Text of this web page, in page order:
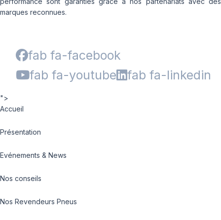
marques reconnues.
fab fa-facebook
fab fa-youtube
fab fa-linkedin
">
Accueil
Présentation
Evénements & News
Nos conseils
Nos Revendeurs Pneus